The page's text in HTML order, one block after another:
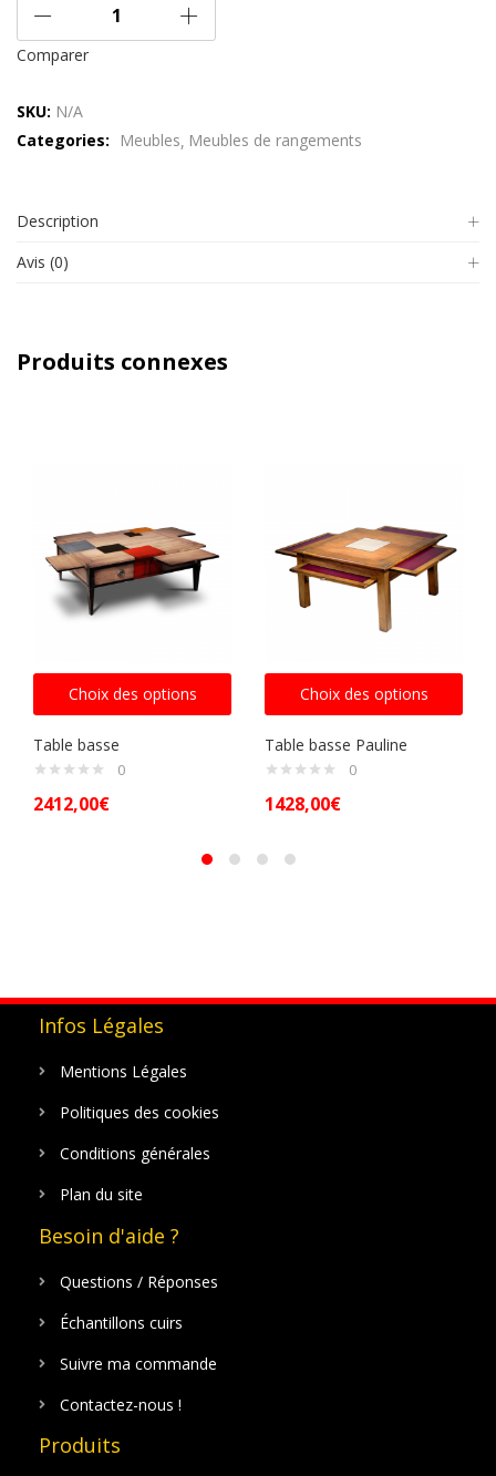
Comparer
SKU: N/A
Categories:
Meubles Meubles de rangements
Description
Avis (0)
Produits connexes
Choix des options
Table basse
0
2412,00€
Choix des options
Table basse Pauline
0
1428,00€
Infos Légales
Mentions Légales
Politiques des cookies
Conditions générales
Plan du site
Besoin d'aide ?
Questions / Réponses
Échantillons cuirs
Suivre ma commande
Contactez-nous !
Produits